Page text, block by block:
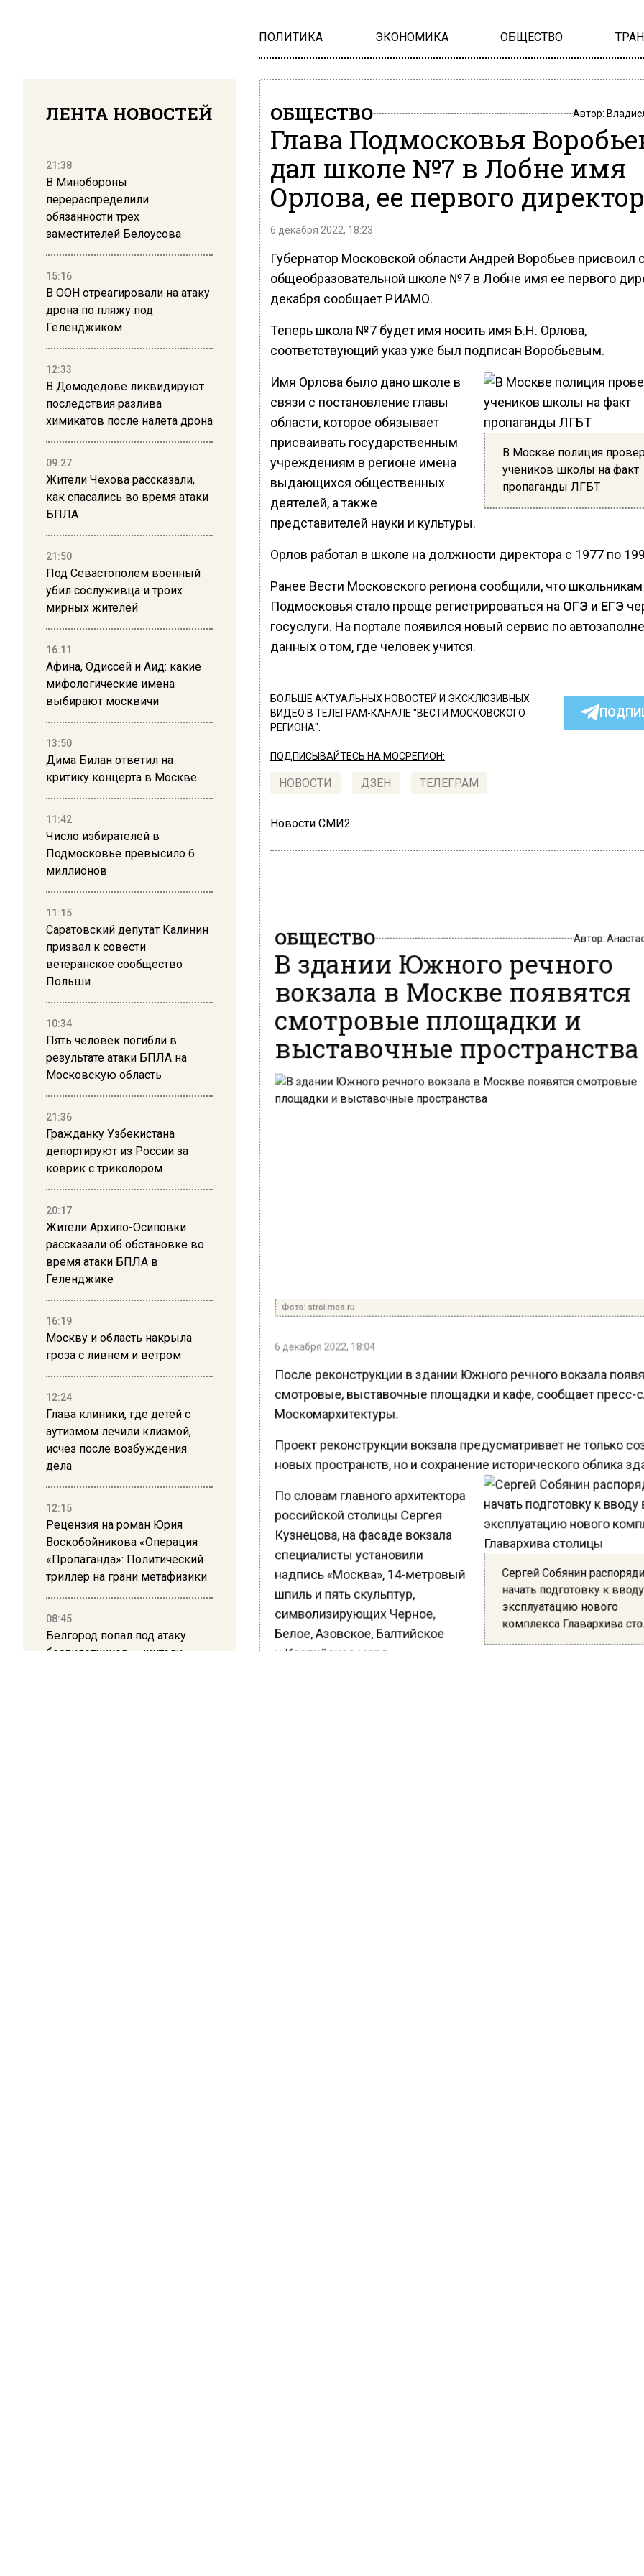
ПОЛИТИКА ЭКОНОМИКА ОБЩЕСТВО
ЛЕНТА НОВОСТЕЙ
21:38
В Минобороны
перераспределили
обязанности трех
заместителей Белоусова
15:16
В ООН отреагировали на атаку
дрона по пляжу под
Геленджиком
12:33
В Домодедове ликвидируют
последствия разлива
химикатов после налета дрона
09:27
Жители Чехова рассказали,
как спасались во время атаки
БПЛА
21:50
Под Севастополем военный
убил сослуживца и троих
мирных жителей
16:11
Афина, Одиссей и Аид: какие
мифологические имена
выбирают москвичи
13:50
Дима Билан ответил на
критику концерта в Москве
11:42
Число избирателей в
Подмосковье превысило 6
миллионов
11:15
Саратовский депутат Калинин
призвал к совести
ветеранское сообщество
Польши
10:34
Пять человек погибли в
результате атаки БПЛА на
Московскую область
21:36
Гражданку Узбекистана
депортируют из России за
коврик с триколором
20:17
Жители Архипо-Осиповки
рассказали об обстановке во
время атаки БПЛА в
Геленджике
16:19
Москву и область накрыла
гроза с ливнем и ветром
12:24
Глава клиники, где детей с
аутизмом лечили клизмой,
исчез после возбуждения
дела
12:15
Рецензия на роман Юрия
Воскобойникова «Операция
«Пропаганда»: Политический
триллер на грани метафизики
08:45
Белгород попал под атаку
беспилотников — жители
ОБЩЕСТВО Автор:
Глава Подмосковья
дал школе №7 в Лобне имя
Орлова, ее первого
6 декабря 2022, 18:23
Губернатор Московской области Андрей Воробьев присвоил
общеобразовательной школе №7 в Лобне имя ее первого
декабря сообщает РИАМО.
Теперь школа №7 будет имя носить имя Б.Н. Орлова,
соответствующий указ уже был подписан Воробьевым.
В Москве полиция
учеников школы на факт
пропаганды ЛГБТ
Имя Орлова было дано школе в
связи с постановление главы
области, которое обязывает
присваивать государственным
учреждениям в регионе имена
выдающихся общественных
деятелей, а также
представителей науки и культуры.
Орлов работал в школе на должности директора с 1977 по
Ранее Вести Московского региона сообщили, что школьникам
Подмосковья стало проще регистрироваться на ОГЭ и ЕГЭ
госуслуги. На портале появился новый сервис по
данных о том, где человек учится.
БОЛЬШЕ АКТУАЛЬНЫХ НОВОСТЕЙ И ЭКСКЛЮЗИВНЫХ
ВИДЕО В ТЕЛЕГРАМ-КАНАЛЕ "ВЕСТИ МОСКОВСКОГО
РЕГИОНА".
ПОДПИСЫВАЙТЕСЬ НА МОСРЕГИОН:
НОВОСТИ ДЗЕН ТЕЛЕГРАМ
Новости СМИ2
В здании Южного речного
вокзала в Москве появятся
смотровые площадки и
выставочные пространства
Фото: stroi.mos.ru
6 декабря 2022, 18:04
После реконструкции в здании Южного речного вокзала
смотровые, выставочные площадки и кафе, сообщает пресс-
Москомархитектуры.
Проект реконструкции вокзала предусматривает не только
новых пространств, но и сохранение исторического облика
Сергей Собянин
начать подготовку к
эксплуатацию нового
комплекса Главархива
По словам главного архитектора
российской столицы Сергея
Кузнецова, на фасаде вокзала
специалисты установили
надпись «Москва», 14-метровый
шпиль и пять скульптур,
символизирующих Черное,
Белое, Азовское, Балтийское
и Каспийское моря.